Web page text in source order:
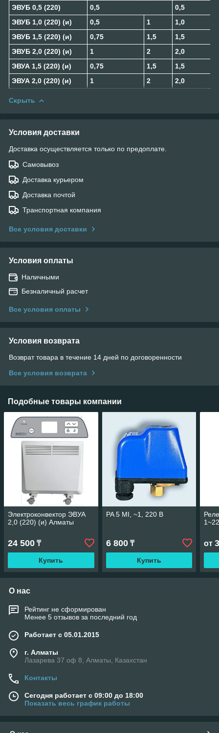
ЭВУБ 0,5 (220)
0,5
0,5
ЭВУБ 1,0 (220) (и)
0,5 1
1,0
ЭВУБ 1,5 (220) (и)
0,75 1,5
1,5
ЭВУБ 2,0 (220) (и)
1 2
2,0
ЭВУА 1,5 (220) (и)
0,75 1,5
1,5
ЭВУА 2,0 (220) (и)
1 2 2,0
Скрыть
Условия доставки
Доставка осуществляется только по предоплате.
Самовывоз
Доставка курьером
Доставка почтой
Транспортная компания
Все условия доставки
Условия оплаты
Наличными
Безналичный расчет
Все условия оплаты
Условия возврата
Возврат товара в течение 14 дней по договоренности
Все условия возврата
Подобные товары компании
Электроконвектор ЭВУА
2,0 (220) (и) Алматы
24 500 ₸
Купить
PA 5 MI, ~1, 220 В
6 800₸
Купить
от
О нас
Рейтинг не сформирован
Менее 5 отзывов за последний год
Работает с 05.01.2015
г. Алматы
Лазарева 37 оф 8, Алматы, Казахстан
Контакты
Сегодня работает с 09:00 до 18:00
Показать весь график работы